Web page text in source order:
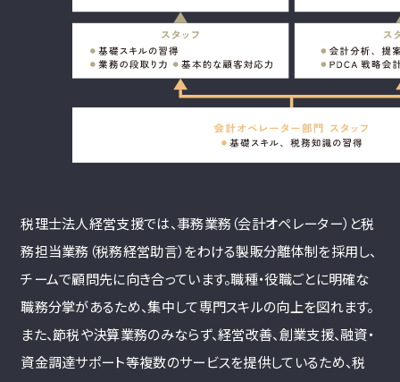
税理士法人経営支援では、事務業務（会計オペレーター）と税
務担当業務（税務経営助言）をわける製販分離体制を採用し、
チームで顧問先に向き合っています。職種・役職ごとに明確な
職務分掌があるため、集中して専門スキルの向上を図れます。
また、節税や決算業務のみならず、経営改善、創業支援、融資・
資金調達サポート等複数のサービスを提供しているため、税